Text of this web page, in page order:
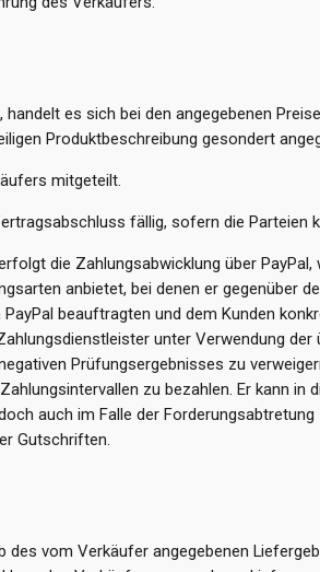
es sich bei den angegebenen
Produktbeschreibung gesondert
mitgeteilt.
fällig, sofern die Parteien
die Zahlungsabwicklung über
anbietet, bei denen er gegenüber
beauftragten und dem Kunden
unter Verwendung
Prüfungsergebnisses zu
zu bezahlen. Er kann in
auch im Falle der
Gutschriften.
vom Verkäufer angegebenen